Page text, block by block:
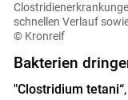
schnellen Verlauf
© Kronreif
Bakterien
"Clostridium tetani“